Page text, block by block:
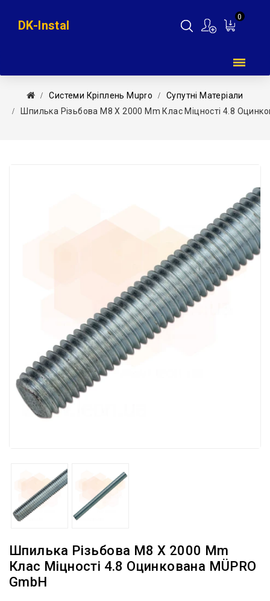
0
DK-Instal
Системи Кріплень Mupro
Супутні Матеріали
Шпилька Різьбова М8 Х 2000 Mm Клас Міцності 4.8
Шпилька Різьбова М8 Х 2000 Mm
Клас Міцності 4.8 Оцинкована MÜPRO
GmbH